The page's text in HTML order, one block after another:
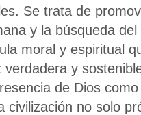
Se trata de
y la búsqueda
moral y espiritual
verdadera y
de Dios
civilización no solo